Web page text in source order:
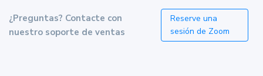
¿Preguntas? Contacte con
nuestro soporte de ventas
Reserve una
sesión de Zoom